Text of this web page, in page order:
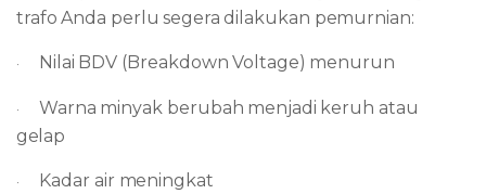
trafo Anda perlu segera dilakukan pemurnian:
· Nilai BDV (Breakdown Voltage) menurun
· Warna minyak berubah menjadi keruh atau
gelap
· Kadar air meningkat